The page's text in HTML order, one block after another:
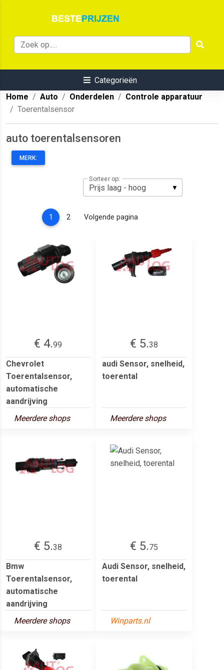
Categorieën
Home
Auto Onderdelen
Controle apparatuur
Toerentalsensor
auto toerentalsensoren
MERK:
Sorteer op:
1 (current)
2 Volgende pagina
€ 4.99
Chevrolet
Toerentalsensor,
automatische
aandrijving
Meerdere shops
€ 5.38
audi Sensor, snelheid,
toerental
Meerdere shops
€ 5.38
Bmw
Toerentalsensor,
automatische
aandrijving
Meerdere shops
€ 5.75
Audi Sensor, snelheid,
toerental
Winparts.nl